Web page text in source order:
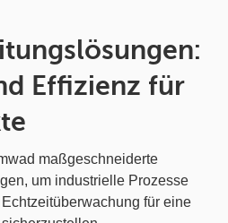
Effizienz für
maßgeschneiderte
um industrielle Prozesse
für eine